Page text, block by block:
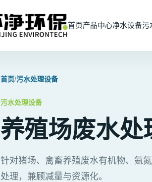
首页产品中心净水设备污
首页/污水处理设备
污水处理设备
养殖场废水处
针对猪场、禽畜养殖废水有机物、氨
处理，兼顾减量与资源化。